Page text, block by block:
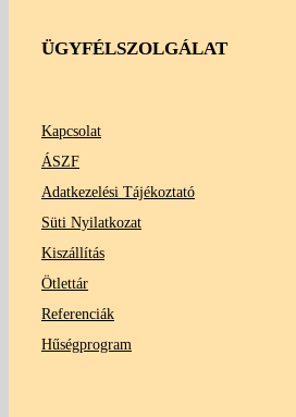
ÜGYFÉLSZOLGÁLAT
Kapcsolat
ÁSZF
Adatkezelési Tájékoztató
Süti Nyilatkozat
Kiszállítás
Ötlettár
Referenciák
Hűségprogram